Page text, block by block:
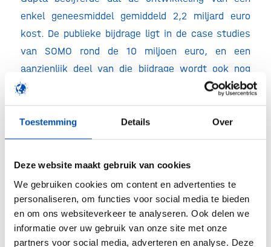
Toestemming Details Over
Deze website maakt gebruik van cookies
We gebruiken cookies om content en advertenties te
personaliseren, om functies voor social media te bieden
en om ons websiteverkeer te analyseren. Ook delen we
informatie over uw gebruik van onze site met onze
partners voor social media, adverteren en analyse. Deze
enkel geneesmiddel gemiddeld 2,2 miljard euro
kost. De publieke bijdrage ligt in de case studies
van SOMO rond de 10 miljoen euro, en een
aanzienlijk deel van die bijdrage wordt ook nog
eens met meer dan marktconforme rente
terugbetaald. Dat een investeerder in ruil voor
0,5% financiering eisen kan stellen aan de
uiteindelijke prijsstelling, zoals SOMO bepleit,
Nederland heeft een internationaal
vooraanstaande kennispositie in medisch
onderzoek. Die kennis moet niet op de plank
blijven liggen, maar moet verzilverd worden in